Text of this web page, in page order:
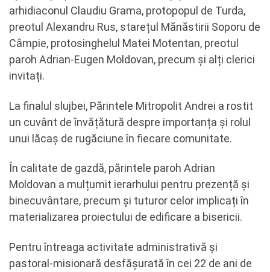
arhidiaconul Claudiu Grama, protopopul de Turda,
preotul Alexandru Rus, starețul Mănăstirii Soporu de
Câmpie, protosinghelul Matei Motentan, preotul
paroh Adrian-Eugen Moldovan, precum și alți clerici
invitați.
La finalul slujbei, Părintele Mitropolit Andrei a rostit
un cuvânt de învățătură despre importanța și rolul
unui lăcaș de rugăciune în fiecare comunitate.
În calitate de gazdă, părintele paroh Adrian
Moldovan a mulțumit ierarhului pentru prezență și
binecuvântare, precum și tuturor celor implicați în
materializarea proiectului de edificare a bisericii.
Pentru întreaga activitate administrativă și
pastoral-misionară desfășurată în cei 22 de ani de